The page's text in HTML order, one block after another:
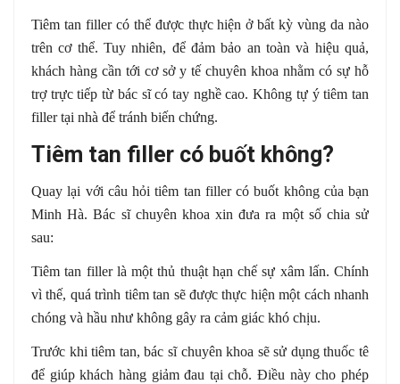
Tiêm tan filler có thể được thực hiện ở bất kỳ vùng da nào
trên cơ thể. Tuy nhiên, để đảm bảo an toàn và hiệu quả,
khách hàng cần tới cơ sở y tế chuyên khoa nhằm có sự hỗ
trợ trực tiếp từ bác sĩ có tay nghề cao. Không tự ý tiêm tan
filler tại nhà để tránh biến chứng.
Tiêm tan filler có buốt không?
Quay lại với câu hỏi tiêm tan filler có buốt không của bạn
Minh Hà. Bác sĩ chuyên khoa xin đưa ra một số chia sử
sau:
Tiêm tan filler là một thủ thuật hạn chế sự xâm lấn. Chính
vì thế, quá trình tiêm tan sẽ được thực hiện một cách nhanh
chóng và hầu như không gây ra cảm giác khó chịu.
Trước khi tiêm tan, bác sĩ chuyên khoa sẽ sử dụng thuốc tê
để giúp khách hàng giảm đau tại chỗ. Điều này cho phép